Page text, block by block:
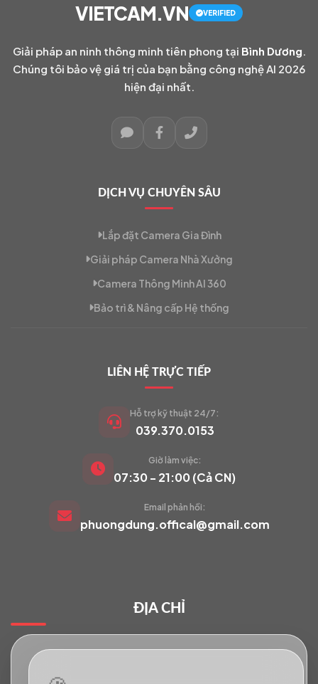
VIETCAM.VN
Đang trực tuyến
VIETCAM.VN VERIFIED
Giải pháp an ninh thông minh tiên phong tại Bình Dương
Chúng tôi bảo vệ giá trị của bạn bằng công nghệ AI 2026
hiện đại nhất.
DỊCH VỤ CHUYÊN SÂU
Lắp đặt Camera Gia Đình
Giải pháp Camera Nhà Xưởng
Camera Thông Minh AI 360
Bảo trì & Nâng cấp Hệ thống
LIÊN HỆ TRỰC TIẾP
Hỗ trợ kỹ thuật 24/7:
039.370.0153
Giờ làm việc:
07:30 - 21:00 (Cả CN)
Email phản hồi:
phuongdung.offical@gmail.com
ĐỊA CHỈ